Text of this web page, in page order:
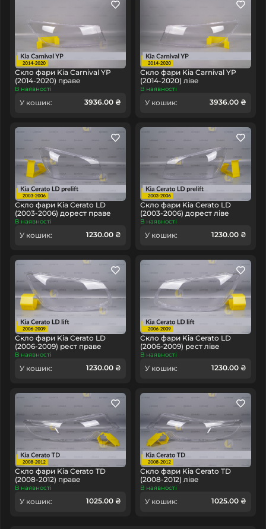
Скло фари Kia Carnival YP
(2014-2020) праве
В наявності
У кошик: 3936.00 ₴
Скло фари Kia Carnival YP
(2014-2020) ліве
В наявності
У кошик: 3936.00 ₴
Скло фари Kia Cerato LD
(2003-2006) дорест праве
В наявності
У кошик: 1230.00 ₴
Скло фари Kia Cerato LD
(2003-2006) дорест ліве
В наявності
У кошик: 1230.00 ₴
Скло фари Kia Cerato LD
(2006-2009) рест праве
В наявності
У кошик: 1230.00 ₴
Скло фари Kia Cerato LD
(2006-2009) рест ліве
В наявності
У кошик: 1230.00 ₴
Скло фари Kia Cerato TD
(2008-2012) праве
В наявності
У кошик: 1025.00 ₴
Скло фари Kia Cerato TD
(2008-2012) ліве
В наявності
У кошик: 1025.00 ₴